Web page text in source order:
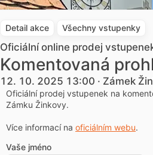
Detail akce Všechny vstupenky
Oficiální online prodej
Komentovaná
12. 10. 2025 13:00 · Zámek
Oficiální prodej vstupenek na
Zámku Žinkovy.
Více informací na oficiálním webu.
Vaše jméno